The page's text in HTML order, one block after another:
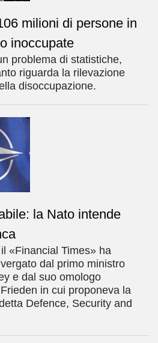
milioni di persone in
inoccupate
problema di statistiche,
riguarda la rilevazione
disoccupazione.
la Nato intende
«Financial Times» ha
dal primo ministro
e dal suo omologo
in cui proponeva la
Defence, Security and